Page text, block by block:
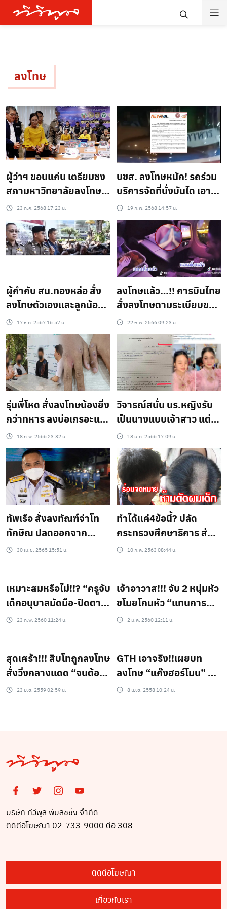
ลงโทษ
ผู้ว่าฯ ขอนแก่น เตรียมชง
สภามหาวิทยาลัยลงโทษ
ผศ.ดร. ค้ายาไอซ์ – แฉ
เคยเสพยากับเพื่อนจนเสีย
ชีวิต แต่ยังได้กลับมาสอน
23 ก.ค. 2568 17:23 น.
บขส. ลงโทษหนัก! รถร่วม
บริการจัดที่นั่งบันได เอา
เปรียบผู้โดยสาร
19 ก.พ. 2568 14:57 น.
ผู้กำกับ สน.ทองหล่อ สั่ง
ลงโทษตัวเองและลูกน้อง
ทั้งโรงพัก รับผิดชอบเหตุ
ยิงปืนในที่สาธารณะ
17 ธ.ค. 2567 16:57 น.
ลงโทษแล้ว…!! การบินไทย
สั่งลงโทษตามระเบียบขอ
งบริษัทฯ แอร์ไม่เก็บถาด
อาหาร ขณะเครื่องลงจอด
22 ก.พ. 2566 09:23 น.
รุ่นพี่โหด สั่งลงโทษน้องยิ่ง
กว่าทหาร ลงบ่อเกรอะแล้ว
เอาอุจจาระราดใส่
18 ก.พ. 2566 23:32 น.
วิจารณ์สนั่น นร.หญิงรับ
เป็นนางแบบเจ้าสาว แต่ถู
กรร.ออกใบเตือนกระทำ
ผิดกฎ เหตุเพราะแบบนี้!?
18 ม.ค. 2566 17:09 น.
ทัพเรือ สั่งลงทัณฑ์จ่าโท
ทักษิณ ปลดออกจาก
ราชการ ที่ลงโทษทหาร
30 เม.ย. 2565 15:51 น.
ทำได้แค่4ข้อนี้? ปลัด
กระทรวงศึกษาธิการ ส่ง
หนังสือถึงทุกโรงเรียน
10 ก.ค. 2563 08:44 น.
เหมาะสมหรือไม่!!? “ครูจับ
เด็กอนุบาลมัดมือ-ปิดตา”
เพื่อเป็นการลงโทษ!!!
23 ก.พ. 2560 11:24 น.
เจ้าอาวาส!!! จับ 2 หนุ่มหัว
ขโมยโกนหัว “เเทนการดำ
เนินคดี” ฐานเเอบตกปลา
2 ม.ค. 2560 12:11 น.
สุดเศร้า!!! สิบโทถูกลงโทษ
สั่งวิ่งกลางเเดด “จนต้อง
หามเข้าห้องไอซียู” ล่าสุด
23 มิ.ย. 2559 02:59 น.
GTH เอาจริง!!เผยบท
ลงโทษ “แก๊งฮอร์โมน” พัก
งาน 6 เดือน
8 เม.ย. 2558 10:24 น.
บริษัท ทีวีพูล พับลิชชิ่ง จำกัด
ติดต่อโฆษณา 02-733-9000 ต่อ 308
ติดต่อโฆษณา
เกี่ยวกับเรา